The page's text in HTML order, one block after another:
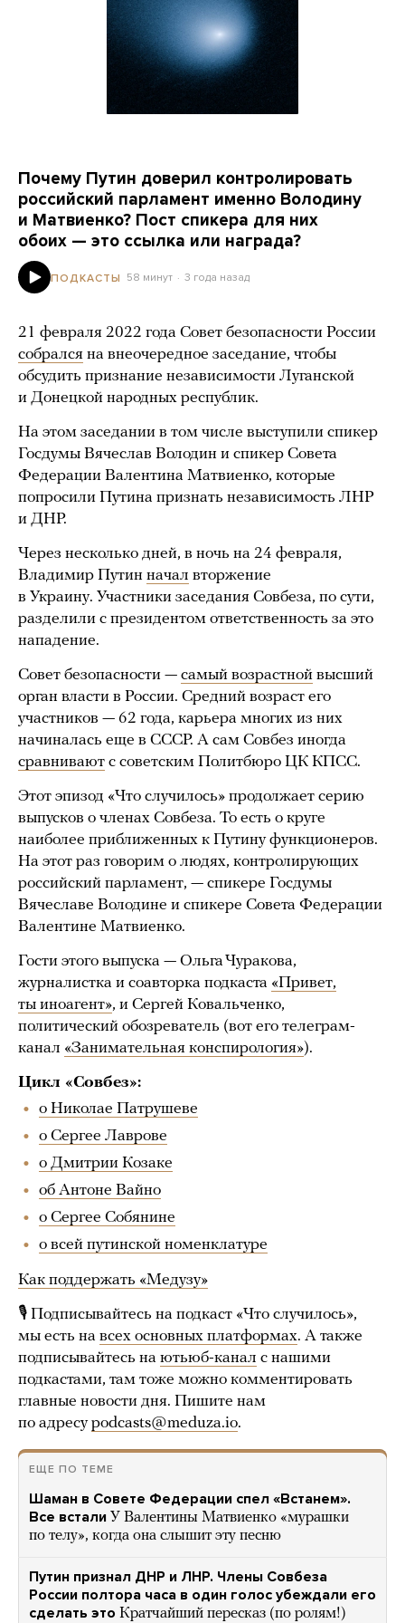
Почему Путин доверил контролировать
российский парламент именно Володину
и Матвиенко? Пост спикера для них
обоих — это ссылка или награда?
ПОДКАСТЫ 58 минут 3 года назад
21 февраля 2022 года Совет безопасности России
собрался на внеочередное заседание, чтобы
обсудить признание независимости Луганской
и Донецкой народных республик.
На этом заседании в том числе выступили спикер
Госдумы Вячеслав Володин и спикер Совета
Федерации Валентина Матвиенко, которые
попросили Путина признать независимость ЛНР
и ДНР.
Через несколько дней, в ночь на 24 февраля,
Владимир Путин начал вторжение
в Украину. Участники заседания Совбеза, по сути,
разделили с президентом ответственность за это
нападение.
Совет безопасности — самый возрастной высший
орган власти в России. Средний возраст его
участников — 62 года, карьера многих из них
начиналась еще в СССР. А сам Совбез иногда
сравнивают с советским Политбюро ЦК КПСС.
Этот эпизод «Что случилось» продолжает серию
выпусков о членах Совбеза. То есть о круге
наиболее приближенных к Путину функционеров.
На этот раз говорим о людях, контролирующих
российский парламент, — спикере Госдумы
Вячеславе Володине и спикере Совета Федерации
Валентине Матвиенко.
Гости этого выпуска — Ольга Чуракова,
журналистка и соавторка подкаста «Привет,
ты иноагент», и Сергей Ковальченко,
политический обозреватель (вот его телеграм-
канал «Занимательная конспирология»).
Цикл «Совбез»:
о Николае Патрушеве
о Сергее Лаврове
о Дмитрии Козаке
об Антоне Вайно
о Сергее Собянине
о всей путинской номенклатуре
Как поддержать «Медузу»
🎙 Подписывайтесь на подкаст «Что случилось»,
мы есть на всех основных платформах. А также
подписывайтесь на ютьюб-канал с нашими
подкастами, там тоже можно комментировать
главные новости дня. Пишите нам
по адресуpodcasts@meduza.io.
ЕЩЕ ПО ТЕМЕ
Шаман в Совете Федерации спел «Встанем».
Все встали У Валентины Матвиенко «мурашки
по телу», когда она слышит эту песню
Путин признал ДНР и ЛНР. Члены Совбеза
России полтора часа в один голос убеждали его
сделать это Кратчайший пересказ (по ролям!)